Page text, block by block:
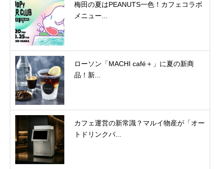
梅田の夏はPEANUTS一色！カフェコラボ
メニュー...
ローソン「MACHI café＋」に夏の新商
品！新...
カフェ運営の新常識？マルイ物産が「オー
トドリンクバ...